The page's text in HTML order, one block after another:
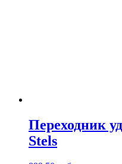
Переходник
Stels